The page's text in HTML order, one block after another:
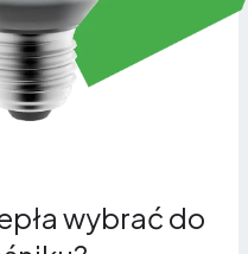
wybrać do